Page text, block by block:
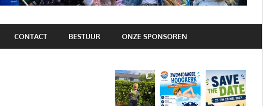
CONTACT BESTUUR ONZE SPONSOREN